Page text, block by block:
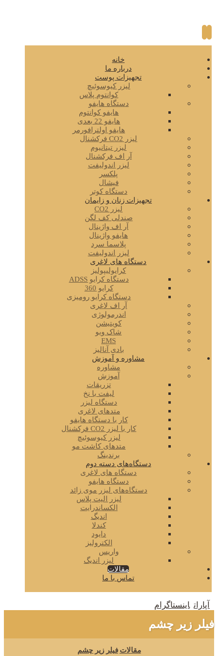
خانه
درباره ما
تجهیزات پوست
لیزر کیوسوئیچ
کوانتوم پلاس
دستگاه هایفو
هایفو کوانتوم
هایفو 22 بعدی
هایفو اولترافورمر
لیزر CO2 فرکشنال
لیزر تیتانیوم
آر اف فرکشنال
لیزر اندولیفت
پلکسر
فیشال
دستگاه کوتر
تجهیزات زنان و زایمان
لیزر CO2
صندلی کف لگن
آر اف واژینال
هایفو واژینال
پلاسما سرد
لیزر اندولیفت
دستگاه های لاغری
کرایولیپولیز
دستگاه کرایو ADSS
کرایو 360
دستگاه کرایو رومیزی
آر اف لاغری
اندرمولوژی
کویتیشن
شاک ویو
EMS
بادی آنالیز
مشاوره و آموزش
مشاوره
آموزش
تزریقات
لیفت با نخ
دستگاه لیزر
متدهای لاغری
کار با دستگاه هایفو
کار با لیزر CO2 فرکشنال
لیزر کیوسوئیچ
متدهای کاشت مو
برندینگ
دستگاه‌های دسته دوم
دستگاه های لاغری
دستگاه هایفو
دستگاه‌های لیزر موی زائد
لیزر الیت پلاس
الکساندرایت
اندیگ
کندلا
دایود
الکترولیز
واریس
لیزر اندیگ
مقالات
تماس با ما
آپارات اینستاگرام
فیلر زیر چشم
مقالات فیلر زیر چشم